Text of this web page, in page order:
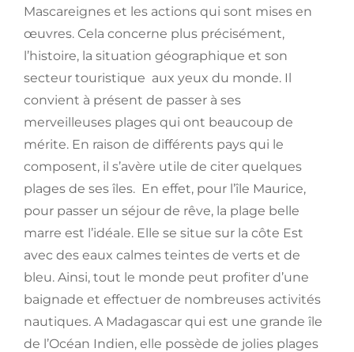
Mascareignes et les actions qui sont mises en
œuvres. Cela concerne plus précisément,
l’histoire, la situation géographique et son
secteur touristique aux yeux du monde. Il
convient à présent de passer à ses
merveilleuses plages qui ont beaucoup de
mérite. En raison de différents pays qui le
composent, il s’avère utile de citer quelques
plages de ses îles. En effet, pour l’île Maurice,
pour passer un séjour de rêve, la plage belle
marre est l’idéale. Elle se situe sur la côte Est
avec des eaux calmes teintes de verts et de
bleu. Ainsi, tout le monde peut profiter d’une
baignade et effectuer de nombreuses activités
nautiques. A Madagascar qui est une grande île
de l’Océan Indien, elle possède de jolies plages